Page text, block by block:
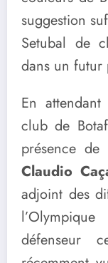
suggestion
Setubal de
dans un futur
En
club de
présence de
Claudio
adjoint des
défenseur